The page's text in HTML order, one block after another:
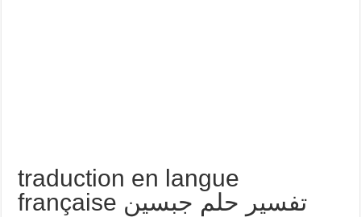
traduction en langue
française تفسير حلم جبسين